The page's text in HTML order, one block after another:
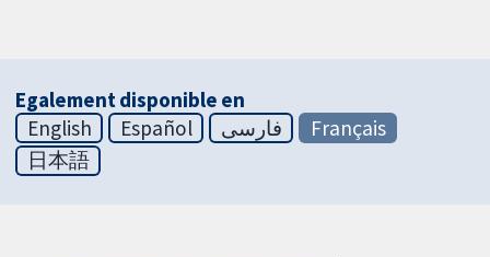
Egalement disponible en
English
Español فارسی
Français
日本語